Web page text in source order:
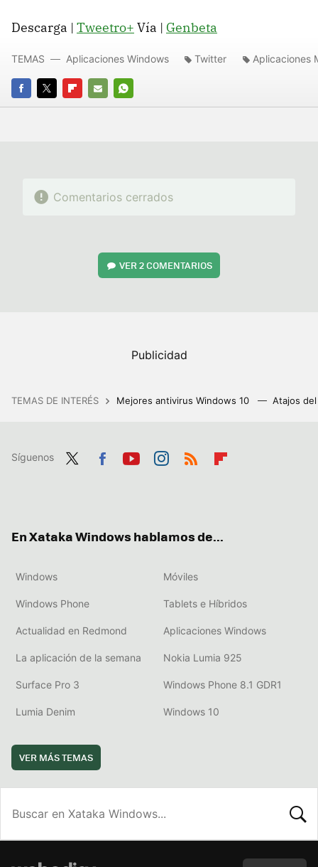
Descarga | Tweetro+ Vía | Genbeta
FACEBOOK
TWITTERFLIPBOARD
E-
WHATSAPP
TEMAS Aplicaciones Windows Twitter Aplicaciones
Comentarios cerrados
VER2 COMENTARIOS
TEMAS DE INTERÉS Mejores antivirus Windows 10 Atajos
Síguenos
En Xataka Windows hablamos de...
Windows Móviles
Windows Phone Tablets e Híbridos
Actualidad en Redmond Aplicaciones Windows
La aplicación de la semana Nokia Lumia 925
Surface Pro 3 Windows Phone 8.1 GDR1
Lumia Denim Windows 10
VER MÁS TEMAS